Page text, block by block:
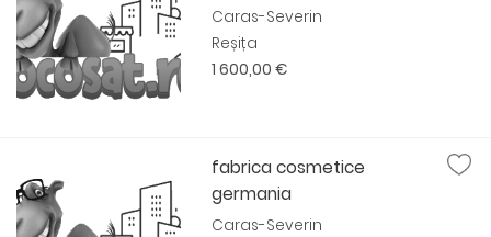
Caras-Severin
Reșița
1 600,00 €
fabrica cosmetice
germania
Caras-Severin